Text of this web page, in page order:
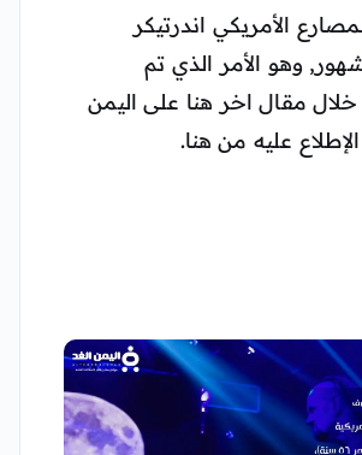
الأمريكي اندرتيكر
وهو الأمر الذي تم
مقال اخر هنا على اليمن
عليه من هنا.